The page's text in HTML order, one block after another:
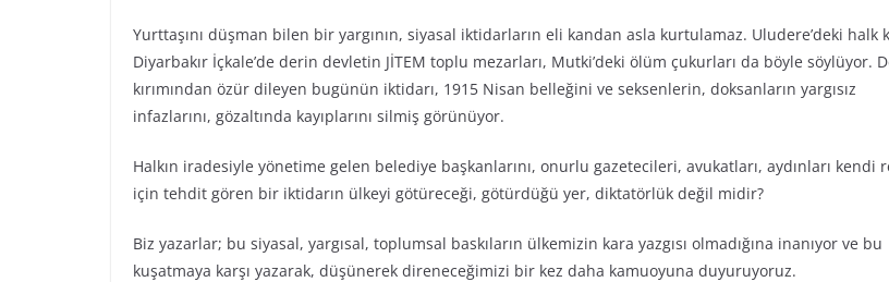
Yurttaşını düşman bilen bir yargının, siyasal iktidarların eli kandan asla kurtulamaz. Uludere’deki halk
Diyarbakır İçkale’de derin devletin JİTEM toplu mezarları, Mutki’deki ölüm çukurları da böyle söylüyor.
kırımından özür dileyen bugünün iktidarı, 1915 Nisan belleğini ve seksenlerin, doksanların yargısız
infazlarını, gözaltında kayıplarını silmiş görünüyor.
Halkın iradesiyle yönetime gelen belediye başkanlarını, onurlu gazetecileri, avukatları, aydınları kendi
için tehdit gören bir iktidarın ülkeyi götüreceği, götürdüğü yer, diktatörlük değil midir?
Biz yazarlar; bu siyasal, yargısal, toplumsal baskıların ülkemizin kara yazgısı olmadığına inanıyor ve bu
kuşatmaya karşı yazarak, düşünerek direneceğimizi bir kez daha kamuoyuna duyuruyoruz.